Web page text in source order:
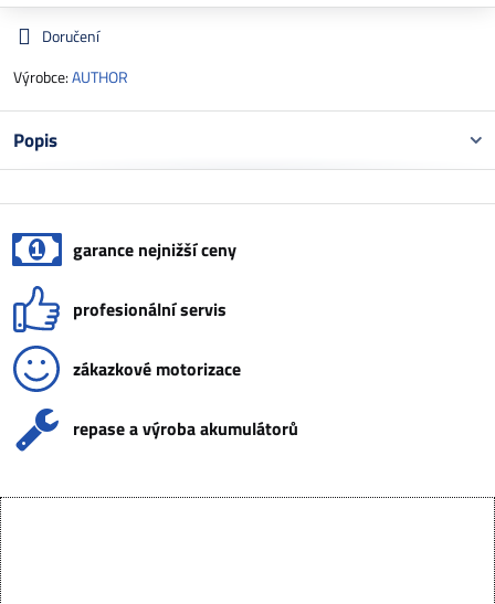
Doručení
Výrobce:AUTHOR
Popis
garance nejnižší ceny
profesionální servis
zákazkové motorizace
repase a výroba akumulátorů